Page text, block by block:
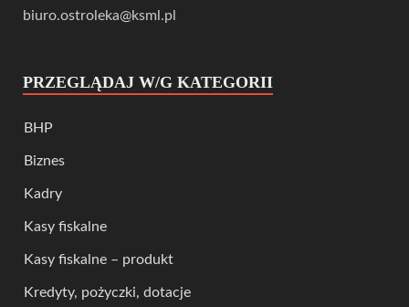
biuro.ostroleka@ksml.pl
PRZEGLĄDAJ W/G KATEGORII
BHP
Biznes
Kadry
Kasy fiskalne
Kasy fiskalne – produkt
Kredyty, pożyczki, dotacje